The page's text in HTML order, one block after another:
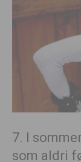
7. I
som aldri